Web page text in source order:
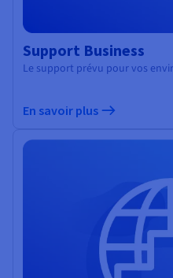
Support Business
Le support prévu pour vos
En savoir plus